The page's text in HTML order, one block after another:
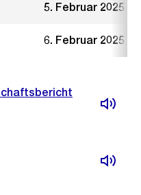
5. Februar 2025
6. Februar 2025